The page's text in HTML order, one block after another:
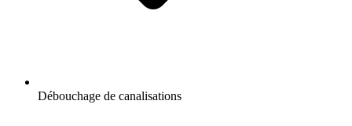
Débouchage de canalisations